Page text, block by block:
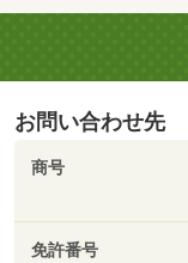
お問い合わせ先
商号
免許番号